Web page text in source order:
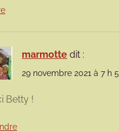
marmotte dit :
29 novembre 2021 à 7 h
Betty !